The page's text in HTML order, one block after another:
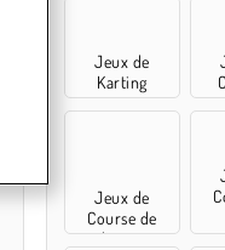
Jeux de
Karting
Jeux de
Course de
chevaux